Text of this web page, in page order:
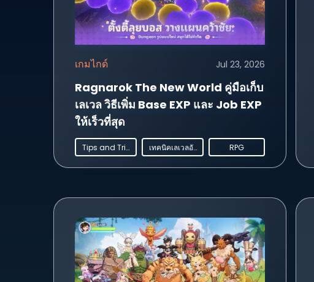
เกมไกด์ Jul 23, 2026
Ragnarok The New World คู่มือเก็บ
เลเวล วิธีเพิ่ม Base EXP และ Job EXP
ให้เร็วที่สุด
Tips and Tricks เทคนิคเลเวลอัพ RPG